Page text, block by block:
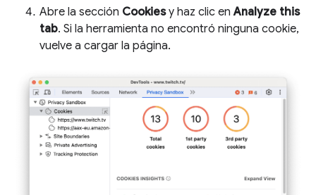
Abre la sección Cookiesy haz clic enAnalyze this
tab. Si la herramienta no encontró ninguna cookie,
vuelve a cargar la página.